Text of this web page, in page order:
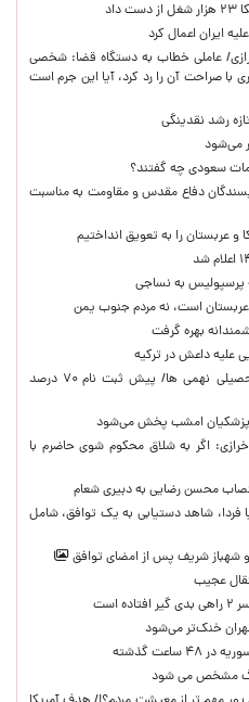
ایران اعمال کرد
عاملی خطاب به دستگاه قضا: شخصی
با صراحت آن را رد کرد، آیا این جرم است
رشد نقدینگی
می‌شود
سعودی چه گفتند؟
دفاع مقدس و مقاومت به مناسبت
عربستان را به تعویق انداختیم
پرسپولیس به نساجی
است، نه مردم جنوب یمن
بهره گرفت
صدور بیش از ۹۰ درصد هدایت تحصیلی نهمی ها/ پیش ثبت نام ۷۰ درصد
امشب پخش می‌شود
اگر به شلاق محکوم شوی حاضرم با
محسن رضایی به دبیری شعام
فردا، شاهد دستیابی به یک توافق، شامل
و شهباز شریف پس از امضای توافق
خنک‌تر می‌شود
لیگ مشخص می شود